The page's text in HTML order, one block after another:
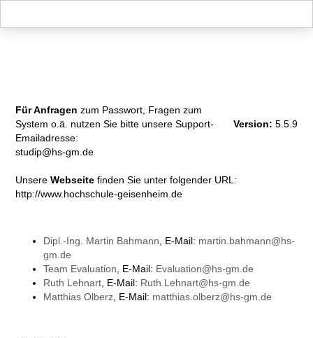
Hauptnavigation
Version: 5.5.9
Für Anfragen zum Passwort, Fragen zum
System o.ä. nutzen Sie bitte unsere Support-
Emailadresse:
studip@hs-gm.de
UnsereWebseite finden Sie unter folgender URL:
http://www.hochschule-geisenheim.de
Dipl.-Ing. Martin Bahmann, E-Mail: martin.bahmann@hs-
gm.de
Team Evaluation, E-Mail: Evaluation@hs-gm.de
Ruth Lehnart, E-Mail: Ruth.Lehnart@hs-gm.de
Matthias Olberz, E-Mail: matthias.olberz@hs-gm.de